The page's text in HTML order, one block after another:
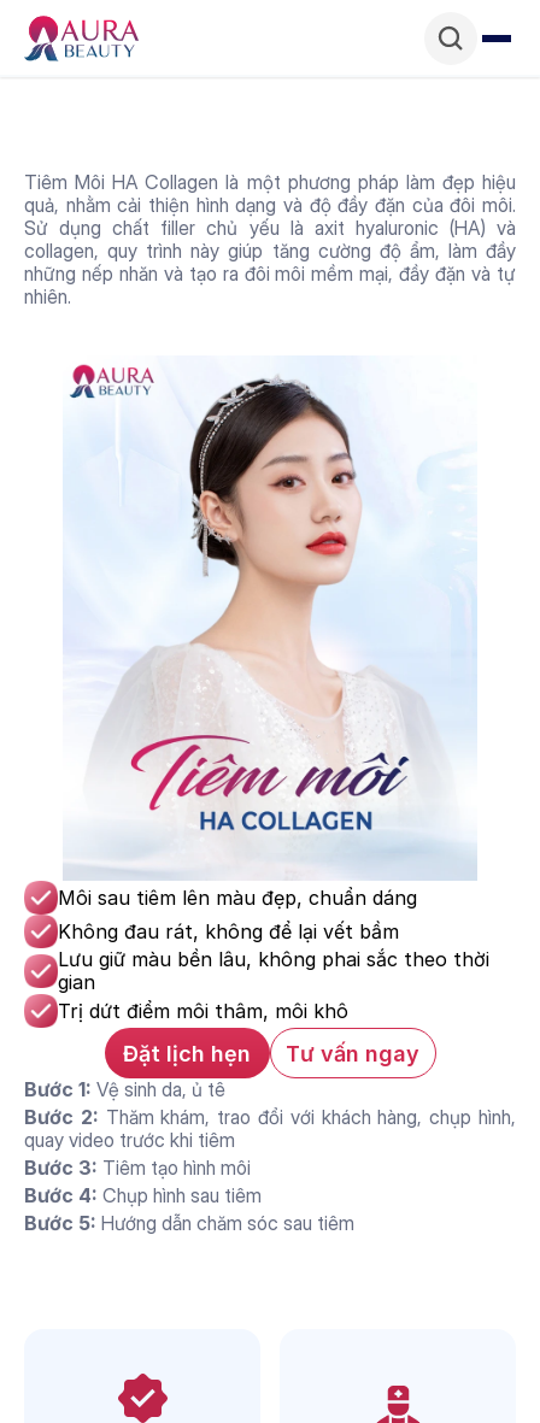
Tiêm Môi HA Collagen là một phương pháp làm đẹp hiệu
quả, nhằm cải thiện hình dạng và độ đầy đặn của đôi môi.
Sử dụng chất filler chủ yếu là axit hyaluronic (HA) và
collagen, quy trình này giúp tăng cường độ ẩm, làm đầy
những nếp nhăn và tạo ra đôi môi mềm mại, đầy đặn và tự
nhiên.
Ưu điểm của dịch vụ
Môi sau tiêm lên màu đẹp, chuẩn dáng
Không đau rát, không để lại vết bầm
Lưu giữ màu bền lâu, không phai sắc theo thời
gian
Trị dứt điểm môi thâm, môi khô
Đặt lịch hẹn Tư vấn ngay
Bước 1: Vệ sinh da, ủ tê
Bước 2: Thăm khám, trao đổi với khách hàng, chụp hình,
quay video trước khi tiêm
Bước 3: Tiêm tạo hình môi
Bước 4: Chụp hình sau tiêm
Bước 5: Hướng dẫn chăm sóc sau tiêm